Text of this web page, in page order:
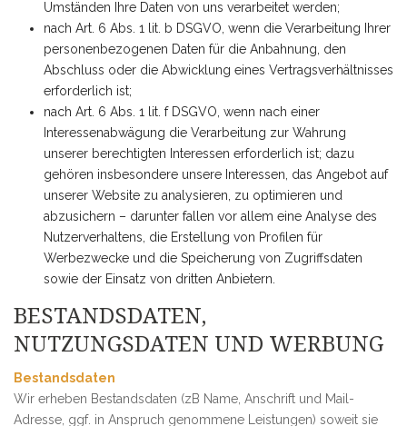
Umständen Ihre Daten von uns verarbeitet werden;
nach Art. 6 Abs. 1 lit. b DSGVO, wenn die Verarbeitung Ihrer
personenbezogenen Daten für die Anbahnung, den
Abschluss oder die Abwicklung eines Vertragsverhältnisses
erforderlich ist;
nach Art. 6 Abs. 1 lit. f DSGVO, wenn nach einer
Interessenabwägung die Verarbeitung zur Wahrung
unserer berechtigten Interessen erforderlich ist; dazu
gehören insbesondere unsere Interessen, das Angebot auf
unserer Website zu analysieren, zu optimieren und
abzusichern – darunter fallen vor allem eine Analyse des
Nutzerverhaltens, die Erstellung von Profilen für
Werbezwecke und die Speicherung von Zugriffsdaten
sowie der Einsatz von dritten Anbietern.
BESTANDSDATEN,
NUTZUNGSDATEN UND WERBUNG
Bestandsdaten
Wir erheben Bestandsdaten (zB Name, Anschrift und Mail-
Adresse, ggf. in Anspruch genommene Leistungen) soweit sie